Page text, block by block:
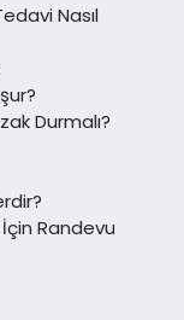
Nasıl
Durmalı?
Randevu